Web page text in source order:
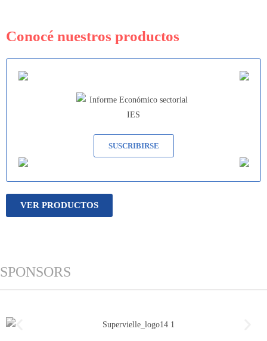
Conocé nuestros productos
SUSCRIBIRSE
VER PRODUCTOS
SPONSORS